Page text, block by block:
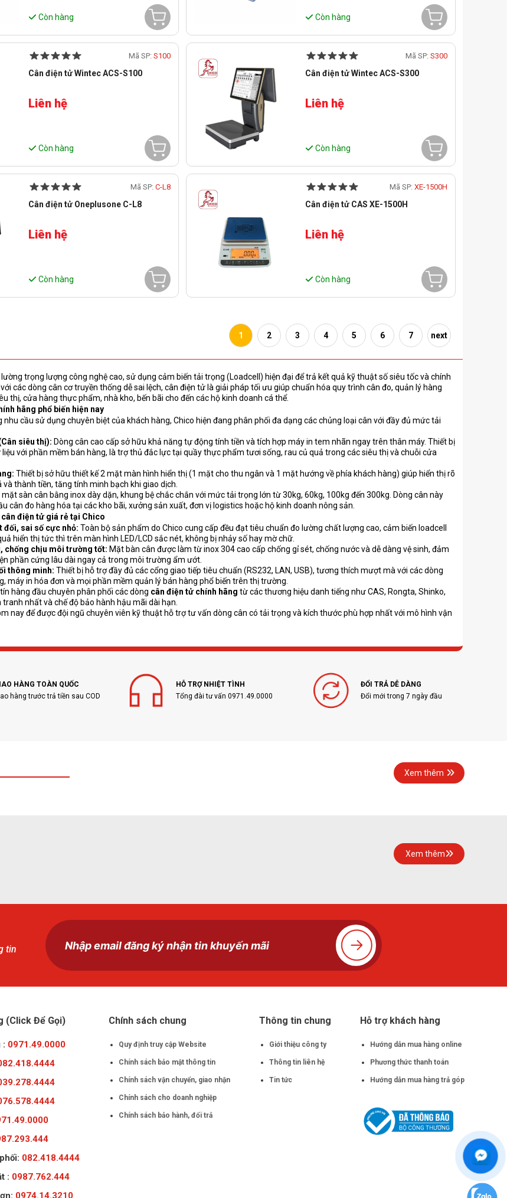
Còn hàng Còn hàng
Mã SP: S100
Cân điện tử Wintec ACS-S100
Liên hệ
Còn hàng
Mã SP: S300
Cân điện tử Wintec ACS-S300
Liên hệ
Còn hàng
Mã SP: C-L8
Cân điện tử Oneplusone C-L8
Liên hệ
Còn hàng
Mã SP: XE-1500H
Cân điện tử CAS XE-1500H
Liên hệ
Còn hàng
1 2 3 4 5 6 7 next
lường trọng lượng công nghệ cao, sử dụng cảm biến tải trọng (Loadcell) hiện đại để trả kết quả kỹ thuật số siêu tốc và chính
các dòng cân cơ truyền thống dễ sai lệch, cân điện tử là giải pháp tối ưu giúp chuẩn hóa quy trình cân đo, quản lý hàng
thị, cửa hàng thực phẩm, nhà kho, bến bãi cho đến các hộ kinh doanh cá thể.
hãng phổ biến hiện nay
cầu sử dụng chuyên biệt của khách hàng, Chico hiện đang phân phối đa dạng các chủng loại cân với đầy đủ mức tải
siêu thị): Dòng cân cao cấp sở hữu khả năng tự động tính tiền và tích hợp máy in tem nhãn ngay trên thân máy. Thiết bị
liệu với phần mềm bán hàng, là trợ thủ đắc lực tại quầy thực phẩm tươi sống, rau củ quả trong các siêu thị và chuỗi cửa
Thiết bị sở hữu thiết kế 2 mặt màn hình hiển thị (1 mặt cho thu ngân và 1 mặt hướng về phía khách hàng) giúp hiển thị rõ
thành tiền, tăng tính minh bạch khi giao dịch.
sàn cân bằng inox dày dặn, khung bệ chắc chắn với mức tải trọng lớn từ 30kg, 60kg, 100kg đến 300kg. Dòng cân này
cân đo hàng hóa tại các kho bãi, xưởng sản xuất, đơn vị logistics hoặc hộ kinh doanh nông sản.
cân điện tử giá rẻ tại Chico
đối, sai số cực nhỏ: Toàn bộ sản phẩm do Chico cung cấp đều đạt tiêu chuẩn đo lường chất lượng cao, cảm biến loadcell
hiển thị tức thì trên màn hình LED/LCD sắc nét, không bị nhảy số hay mờ chữ.
chống chịu môi trường tốt: Mặt bàn cân được làm từ inox 304 cao cấp chống gỉ sét, chống nước và dễ dàng vệ sinh, đảm
phần cứng lâu dài ngay cả trong môi trường ẩm ướt.
thông minh: Thiết bị hỗ trợ đầy đủ các cổng giao tiếp tiêu chuẩn (RS232, LAN, USB), tương thích mượt mà với các dòng
, máy in hóa đơn và mọi phần mềm quản lý bán hàng phổ biến trên thị trường.
hàng đầu chuyên phân phối các dòng cân điện tử chính hãng từ các thương hiệu danh tiếng như CAS, Rongta, Shinko,
tranh nhất và chế độ bảo hành hậu mãi dài hạn.
nay để được đội ngũ chuyên viên kỹ thuật hỗ trợ tư vấn dòng cân có tải trọng và kích thước phù hợp nhất với mô hình vận
HÀNG TOÀN QUỐC
hàng trước trả tiền sau COD
HỖ TRỢ NHIỆT TÌNH
Tổng đài tư vấn 0971.49.0000
ĐỔI TRẢ DỄ DÀNG
Đổi mới trong 7 ngày đầu
Xem thêm
Xem thêm
tin
(Click Để Gọi)
: 0971.49.0000
082.418.4444
: 0987.762.444
0974.14.3210
Chính sách chung
Quy định truy cập Website
Chính sách bảo mật thông tin
Chính sách vận chuyển, giao nhận
Chính sách cho doanh nghiệp
Chính sách bảo hành, đổi trả
Thông tin chung
Giới thiệu công ty
Thông tin liên hệ
Tin tức
Hỗ trợ khách hàng
Hướng dẫn mua hàng online
Phương thức thanh toán
Hướng dẫn mua hàng trả góp